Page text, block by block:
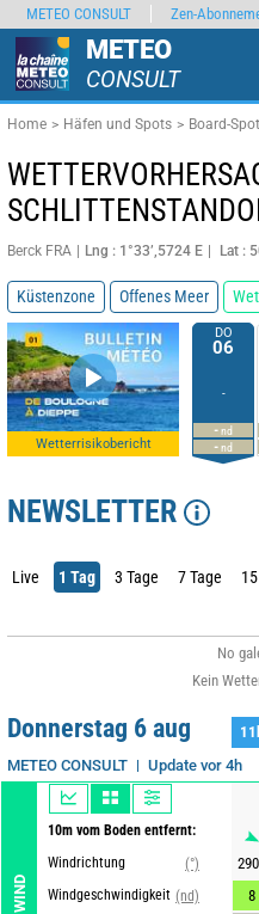
METEO
CONSULT
Home Häfen und Spots Board-
Berck FRA Lng : 1°33’,5724 E Lat :
Küstenzone Offenes Meer
Wetterrisikobericht
DO
06
-
-nd
-nd
NEWSLETTER
Live 1 Tag 3 Tage 7 Tage
No
Kein
Donnerstag 6 aug
METEO CONSULT Update vor 4h
WIND
10m vom Boden entfernt:
Windrichtung
(°)
Windgeschwindigkeit (nd)
290
8
METEO CONSULT Zen-